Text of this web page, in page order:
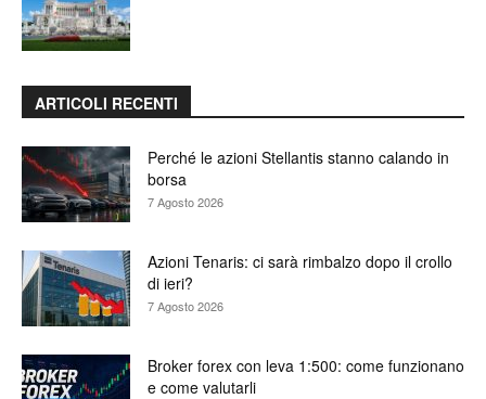
ARTICOLI RECENTI
Perché le azioni Stellantis stanno calando in
borsa
7 Agosto 2026
Azioni Tenaris: ci sarà rimbalzo dopo il crollo
di ieri?
7 Agosto 2026
Broker forex con leva 1:500: come funzionano
e come valutarli